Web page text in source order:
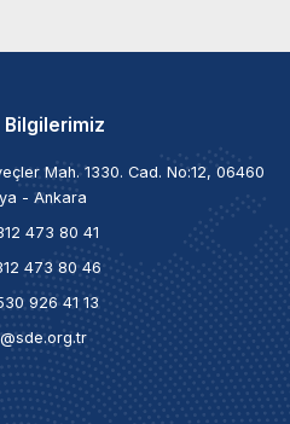
Bilgilerimiz
Mah. 1330. Cad. No:12, 06460
- Ankara
473 80 41
473 80 46
926 41 13